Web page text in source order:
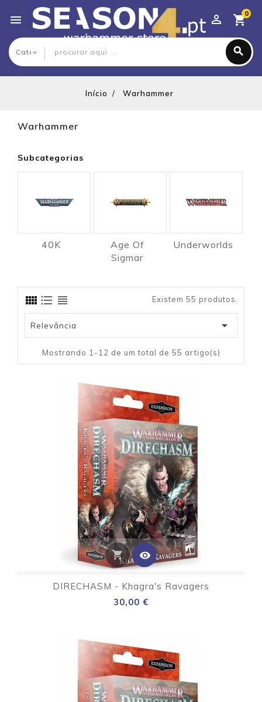
0

Início Warhammer
Warhammer
Subcategorias
40K
Age Of
Sigmar
Underworlds
Existem 55 produtos.
Relevância 
Mostrando 1-12 de um total de 55 artigo(s)
shopping_cart visibility
DIRECHASM - Khagra's Ravagers
30,00 €